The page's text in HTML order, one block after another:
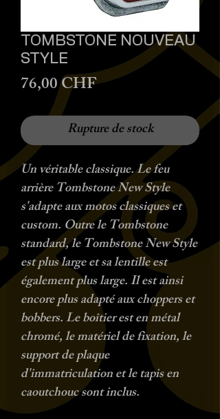
TOMBSTONE NOUVEAU
STYLE
76,00 CHFPrix
Rupture de stock
Un véritable classique. Le feu
arrière Tombstone New Style
s'adapte aux motos classiques et
custom. Outre le Tombstone
standard, le Tombstone New Style
est plus large et sa lentille est
également plus large. Il est ainsi
encore plus adapté aux choppers et
bobbers. Le boîtier est en métal
chromé, le matériel de fixation, le
support de plaque
d'immatriculation et le tapis en
caoutchouc sont inclus.